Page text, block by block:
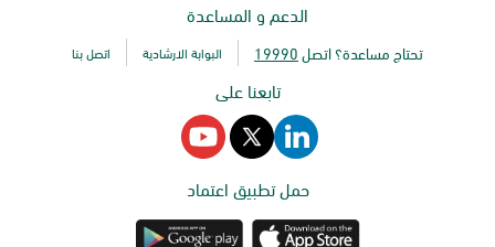
الدعم و المساعدة
تحتاج مساعدة؟ اتصل19990 البوابة الارشادية اتصل بنا
تابعنا على
حمل تطبيق اعتماد